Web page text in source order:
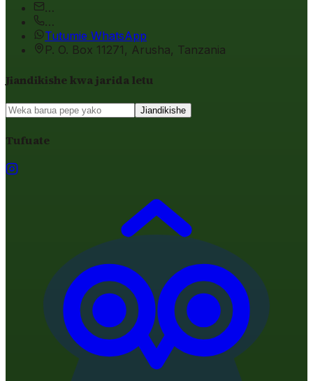
…
…
Tutumie WhatsApp
P. O. Box 11271, Arusha, Tanzania
Jiandikishe kwa jarida letu
Jiandikishe
Tufuate